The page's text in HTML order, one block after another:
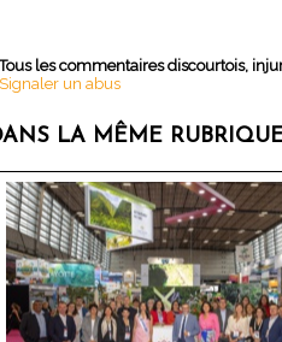
Tous les commentaires discourtois,
Signaler un abus
LA MÊME